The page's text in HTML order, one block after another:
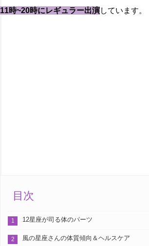
11時~20時にレギュラー出演しています。
目次
12星座が司る体のパーツ
風の星座さんの体質傾向＆ヘルスケア